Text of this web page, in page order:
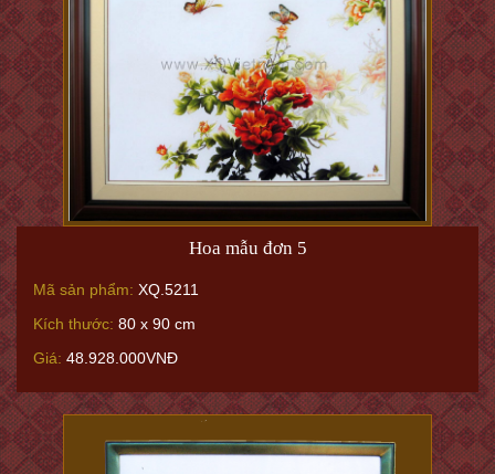
Hoa mẫu đơn 5
Mã sản phẩm: XQ.5211
Kích thước: 80 x 90 cm
Giá: 48.928.000VNĐ